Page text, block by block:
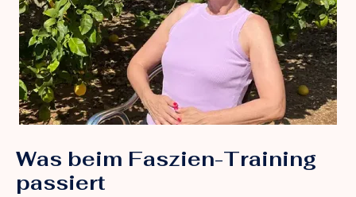
Was beim Faszien-Training
passiert